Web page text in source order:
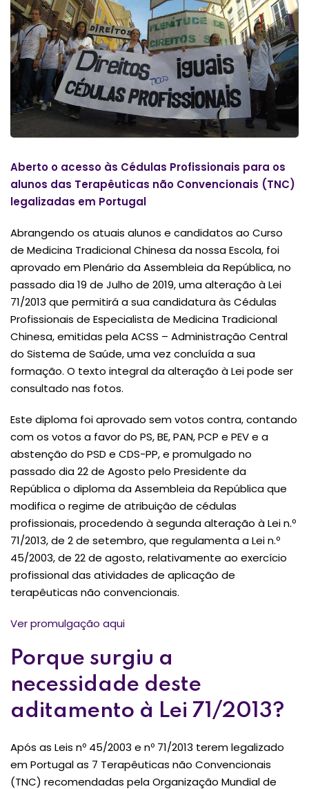
Aberto o acesso às Cédulas Profissionais para os
alunos das Terapêuticas não Convencionais (TNC)
legalizadas em Portugal
Abrangendo os atuais alunos e candidatos ao Curso
de Medicina Tradicional Chinesa da nossa Escola, foi
aprovado em Plenário da Assembleia da República, no
passado dia 19 de Julho de 2019, uma alteração à Lei
71/2013 que permitirá a sua candidatura às Cédulas
Profissionais de Especialista de Medicina Tradicional
Chinesa, emitidas pela ACSS – Administração Central
do Sistema de Saúde, uma vez concluída a sua
formação. O texto integral da alteração à Lei pode ser
consultado nas fotos.
Este diploma foi aprovado sem votos contra, contando
com os votos a favor do PS, BE, PAN, PCP e PEV e a
abstenção do PSD e CDS-PP, e promulgado no
passado dia 22 de Agosto pelo Presidente da
República o diploma da Assembleia da República que
modifica o regime de atribuição de cédulas
profissionais, procedendo à segunda alteração à Lei n.º
71/2013, de 2 de setembro, que regulamenta a Lei n.º
45/2003, de 22 de agosto, relativamente ao exercício
profissional das atividades de aplicação de
terapêuticas não convencionais.
Ver promulgação aqui
Porque surgiu a
necessidade deste
aditamento à Lei 71/2013?
Após as Leis nº 45/2003 e nº 71/2013 terem legalizado
em Portugal as 7 Terapêuticas não Convencionais
(TNC) recomendadas pela Organização Mundial de